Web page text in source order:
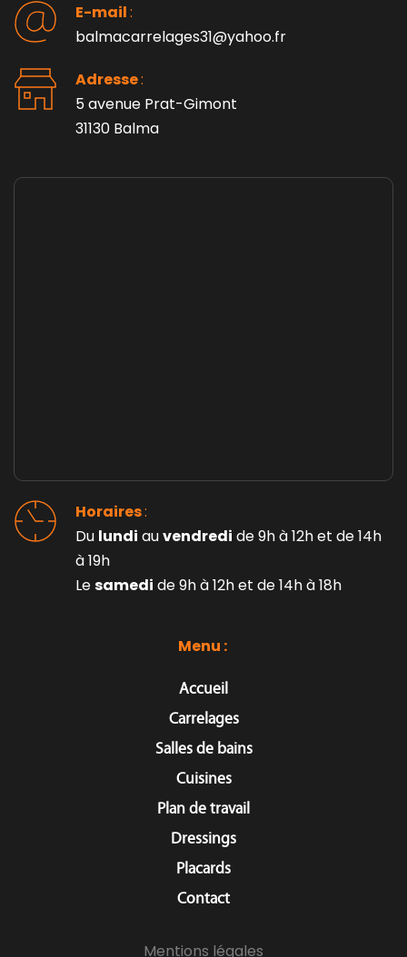
Menu :
Accueil
Carrelages
Salles de bains
Cuisines
Plan de travail
Dressings
Placards
Contact
Horaires :
Du lundi au vendredi de 9h à 12h et de 14h
à 19h
Le samedi de 9h à 12h et de 14h à 18h
E-mail :
balmacarrelages31@yahoo.fr
Adresse :
5 avenue Prat-Gimont
31130 Balma
Mentions légales